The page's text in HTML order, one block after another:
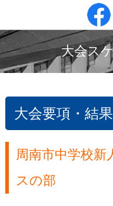
大会ス
大会要項・結果
周南市中学校
スの部